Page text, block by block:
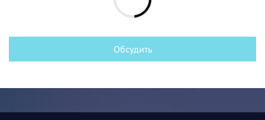
Обсудить